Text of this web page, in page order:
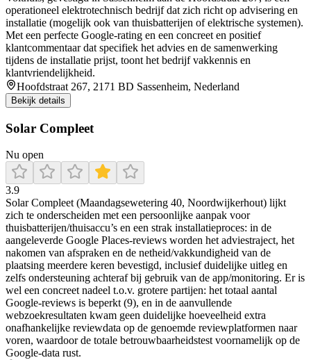
operationeel elektrotechnisch bedrijf dat zich richt op advisering en
installatie (mogelijk ook van thuisbatterijen of elektrische systemen).
Met een perfecte Google-rating en een concreet en positief
klantcommentaar dat specifiek het advies en de samenwerking
tijdens de installatie prijst, toont het bedrijf vakkennis en
klantvriendelijkheid.
Hoofdstraat 267, 2171 BD Sassenheim, Nederland
Bekijk details
Solar Compleet
Nu open
3.9
Solar Compleet (Maandagsewetering 40, Noordwijkerhout) lijkt
zich te onderscheiden met een persoonlijke aanpak voor
thuisbatterijen/thuisaccu’s en een strak installatieproces: in de
aangeleverde Google Places-reviews worden het adviestraject, het
nakomen van afspraken en de netheid/vakkundigheid van de
plaatsing meerdere keren bevestigd, inclusief duidelijke uitleg en
zelfs ondersteuning achteraf bij gebruik van de app/monitoring. Er is
wel een concreet nadeel t.o.v. grotere partijen: het totaal aantal
Google-reviews is beperkt (9), en in de aanvullende
webzoekresultaten kwam geen duidelijke hoeveelheid extra
onafhankelijke reviewdata op de genoemde reviewplatformen naar
voren, waardoor de totale betrouwbaarheidstest voornamelijk op de
Google-data rust.